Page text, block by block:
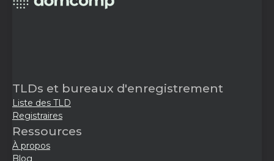
TLDs et bureaux d'enregistrement
Liste des TLD
Registraires
Ressources
À propos
Blog